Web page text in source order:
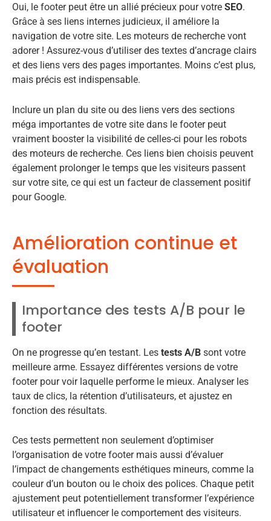
Oui, le footer peut être un allié précieux pour votre SEO.
Grâce à ses liens internes judicieux, il améliore la
navigation de votre site. Les moteurs de recherche vont
adorer ! Assurez-vous d’utiliser des textes d’ancrage clairs
et des liens vers des pages importantes. Moins c’est plus,
mais précis est indispensable.
Inclure un plan du site ou des liens vers des sections
méga importantes de votre site dans le footer peut
vraiment booster la visibilité de celles-ci pour les robots
des moteurs de recherche. Ces liens bien choisis peuvent
également prolonger le temps que les visiteurs passent
sur votre site, ce qui est un facteur de classement positif
pour Google.
Amélioration continue et
évaluation
Importance des tests A/B pour le
footer
On ne progresse qu’en testant. Les tests A/B sont votre
meilleure arme. Essayez différentes versions de votre
footer pour voir laquelle performe le mieux. Analyser les
taux de clics, la rétention d’utilisateurs, et ajustez en
fonction des résultats.
Ces tests permettent non seulement d’optimiser
l’organisation de votre footer mais aussi d’évaluer
l’impact de changements esthétiques mineurs, comme la
couleur d’un bouton ou le choix des polices. Chaque petit
ajustement peut potentiellement transformer l’expérience
utilisateur et influencer le comportement des visiteurs.